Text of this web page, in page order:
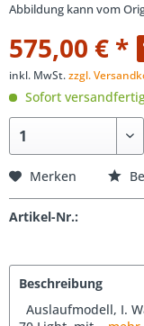
Abbildung kann vom
575,00 € *
inkl. MwSt.zzgl.
Sofort
Merken
Artikel-Nr.:
Beschreibung
Auslaufmodell, I.